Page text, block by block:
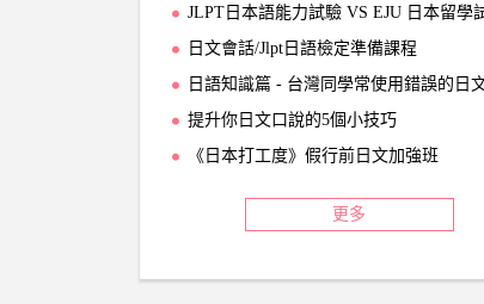
JLPT日本語能力試驗 VS EJU 日本留學
日文會話/Jlpt日語檢定準備課程
日語知識篇 - 台灣同學常使用錯誤的日
提升你日文口說的5個小技巧
《日本打工度》假行前日文加強班
更多